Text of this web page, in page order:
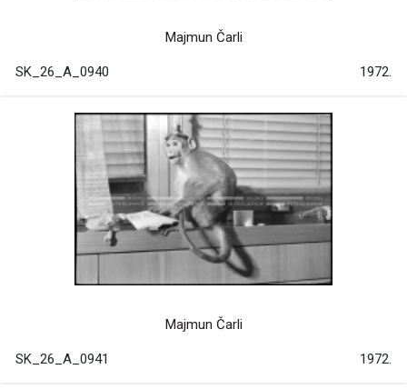
Majmun Čarli
SK_26_A_0940 1972.
Majmun Čarli
SK_26_A_0941 1972.